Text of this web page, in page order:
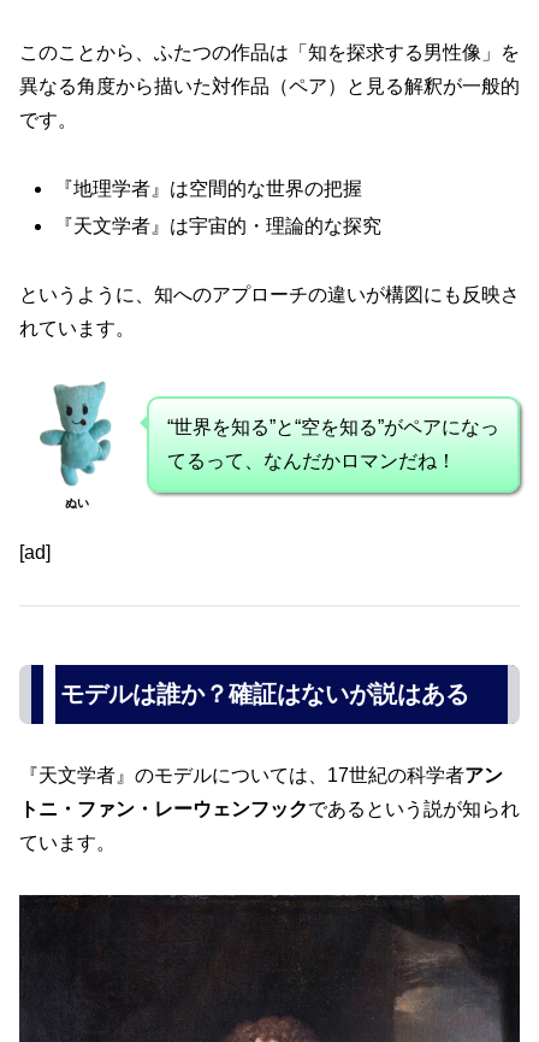
このことから、ふたつの作品は「知を探求する男性像」を
異なる角度から描いた対作品（ペア）と見る解釈が一般的
です。
『地理学者』は空間的な世界の把握
『天文学者』は宇宙的・理論的な探究
というように、知へのアプローチの違いが構図にも反映さ
れています。
ぬい
“世界を知る”と“空を知る”がペアになっ
てるって、なんだかロマンだね！
[ad]
モデルは誰か？確証はないが説はある
『天文学者』のモデルについては、17世紀の科学者アン
トニ・ファン・レーウェンフックであるという説が知られ
ています。